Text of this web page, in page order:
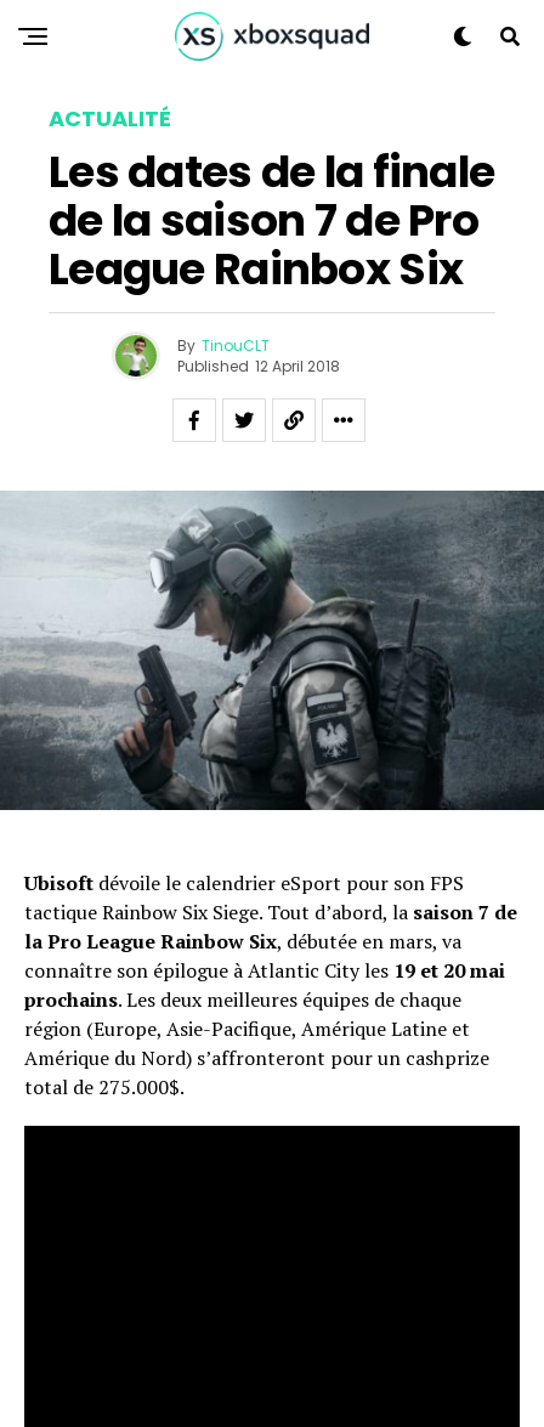
ACTUALITÉ
Les dates de la finale
de la saison 7 de Pro
League Rainbox Six
By TinouCLT
Published 12 April 2018
Ubisoft dévoile le calendrier eSport pour son FPS
tactique Rainbow Six Siege. Tout d’abord, la saison 7 de
la Pro League Rainbow Six, débutée en mars, va
connaître son épilogue à Atlantic City les 19 et 20 mai
prochains. Les deux meilleures équipes de chaque
région (Europe, Asie-Pacifique, Amérique Latine et
Amérique du Nord) s’affronteront pour un cashprize
total de 275.000$.
Flipboard
Reddit
Whatsapp
Email